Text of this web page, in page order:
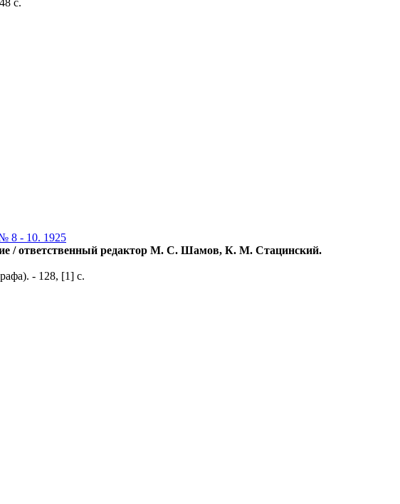
с.
8 - 10. 1925
/ ответственный редактор М. С. Шамов, К. М. Стацинский.
- 128, [1] с.